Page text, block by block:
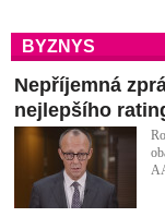
BYZNYS
Nepříjemná
nejlepšího